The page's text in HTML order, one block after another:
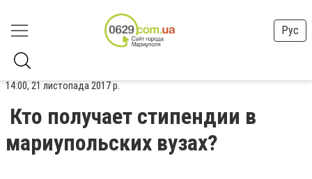
Рус
14:00, 21 листопада 2017 р.
Кто получает стипендии в
мариупольских вузах?